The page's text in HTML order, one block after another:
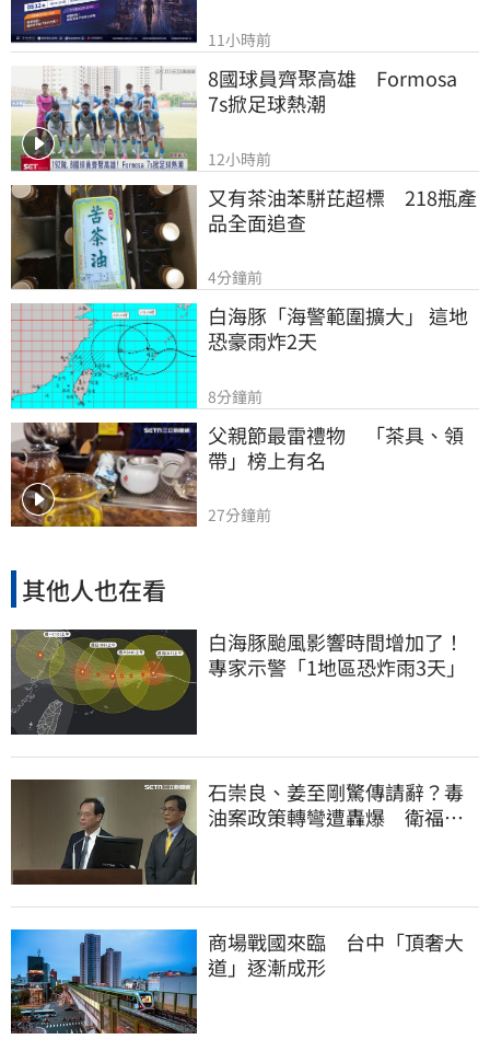
11小時前
8國球員齊聚高雄　Formosa
7s掀足球熱潮
12小時前
又有茶油苯駢芘超標　218瓶產
品全面追查
4分鐘前
白海豚「海警範圍擴大」 這地
恐豪雨炸2天
8分鐘前
父親節最雷禮物　「茶具、領
帶」榜上有名
27分鐘前
其他人也在看
白海豚颱風影響時間增加了！
專家示警「1地區恐炸雨3天」
石崇良、姜至剛驚傳請辭？毒
油案政策轉彎遭轟爆 衛福部
商場戰國來臨 台中「頂奢大
道」逐漸成形